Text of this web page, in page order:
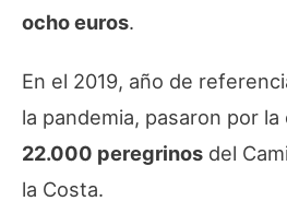
ocho euros.
En el 2019, año de
la pandemia, pasaron por la
22.000 peregrinos del
la Costa.